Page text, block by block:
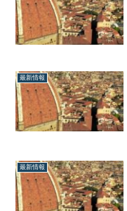
最新情報
最新情報